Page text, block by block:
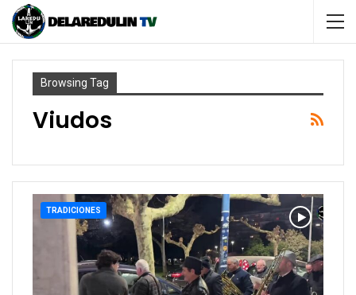
Browsing Tag
Viudos
TRADICIONES